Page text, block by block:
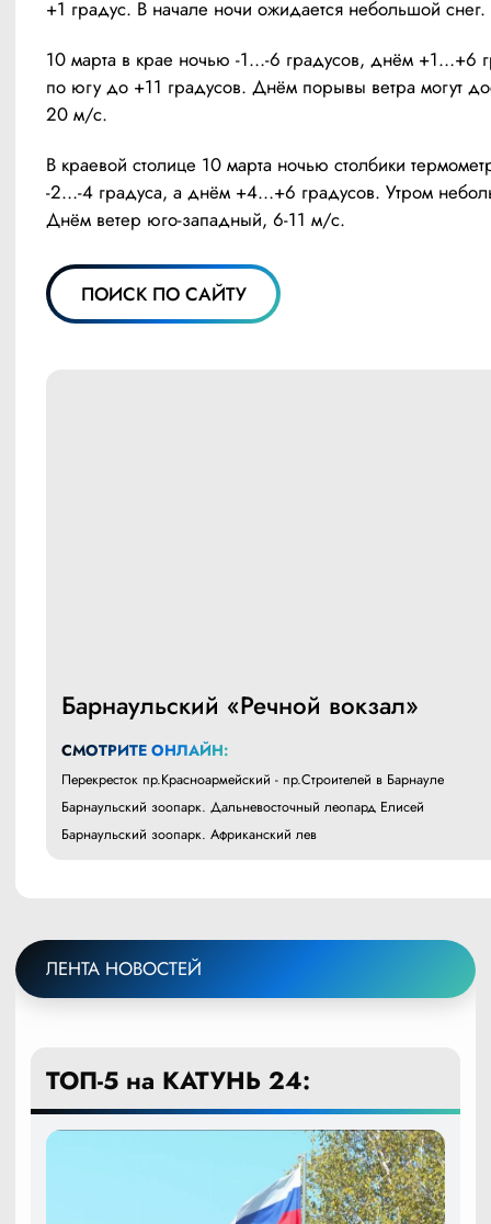
+1 градус. В начале ночи ожидается небольшой снег.
10 марта в крае ночью -1…-6 градусов, днём +1…+6
по югу до +11 градусов. Днём порывы ветра могут
20 м/с.
В краевой столице 10 марта ночью столбики
-2…-4 градуса, а днём +4…+6 градусов. Утром
Днём ветер юго-западный, 6-11 м/с.
ПОИСК ПО САЙТУ
Барнаульский «Речной вокзал»
СМОТРИТЕ ОНЛАЙН:
Перекресток пр.Красноармейский - пр.Строителей в Барнауле
Барнаульский зоопарк. Дальневосточный леопард Елисей
Барнаульский зоопарк. Африканский лев
ЛЕНТА НОВОСТЕЙ
ТОП-5 на КАТУНЬ 24: